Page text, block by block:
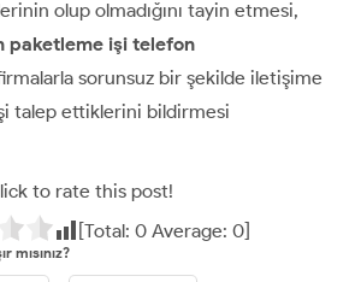
olup olmadığını tayin etmesi,
paketleme işi telefon
sorunsuz bir şekilde iletişime
talep ettiklerini bildirmesi
to rate this post!
[Total: 0Average: 0]
mısınız?